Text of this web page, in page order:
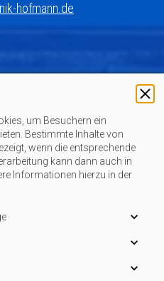
hofmann.de
Dienstleistungen, oder
Schreiben Sie uns an. Wir
ein und schlagen Ihnen eine
Lösung vor.
um Besuchern ein
Bestimmte Inhalte von
wenn die entsprechende
kann dann auch in
Informationen hierzu in der